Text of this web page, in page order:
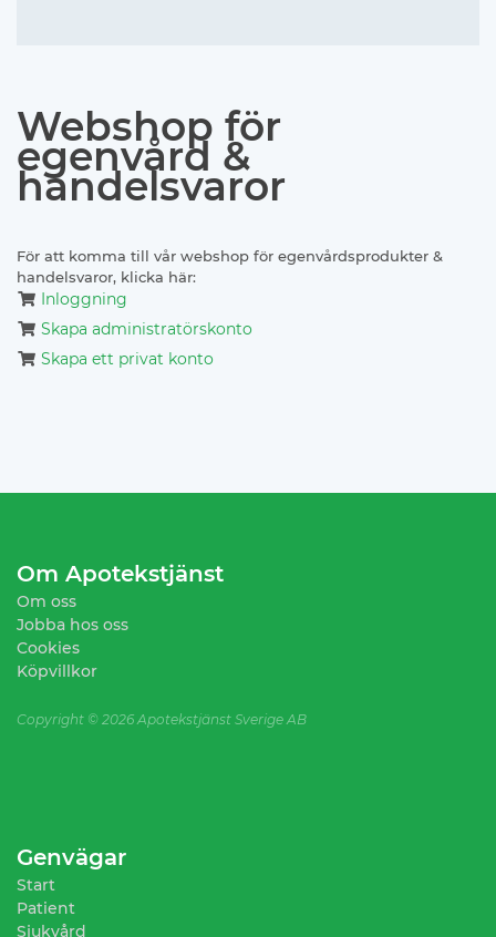
Webshop för
egenvård &
handelsvaror
För att komma till vår webshop för egenvårdsprodukter &
handelsvaror, klicka här:
Inloggning
Skapa administratörskonto
Skapa ett privat konto
Om Apotekstjänst
Om oss
Jobba hos oss
Cookies
Köpvillkor
Copyright © 2026 Apotekstjänst Sverige AB
Genvägar
Start
Patient
Sjukvård